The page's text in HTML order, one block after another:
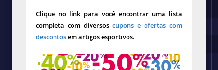
Clique no link para você encontrar uma lista
completa com diversos cupons e ofertas com
descontosem artigos esportivos.